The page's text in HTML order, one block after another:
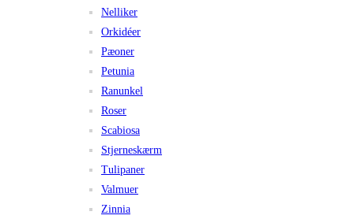
Nelliker
Orkidéer
Pæoner
Petunia
Ranunkel
Roser
Scabiosa
Stjerneskærm
Tulipaner
Valmuer
Zinnia